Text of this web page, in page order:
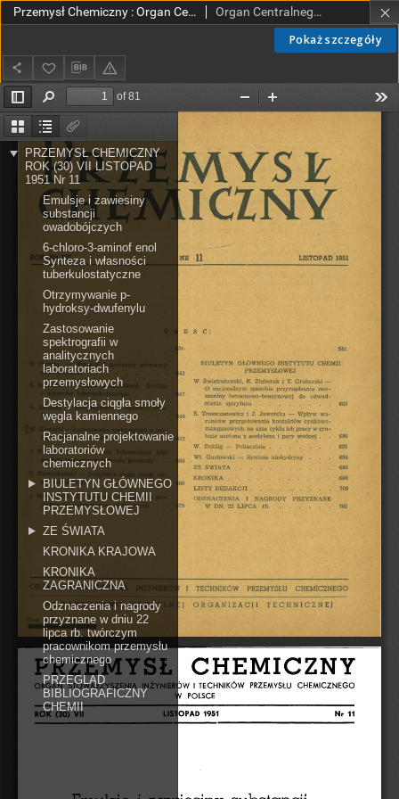
Pokaż szczegóły
Przemysł Chemiczny : Organ Centralnego Zarządu Przemysłu Chemicznego w Polsce R. VII(30) Nr 11 (1951) Organ Centralnego Zarządu Przemysłu Chemicznego w Polsce